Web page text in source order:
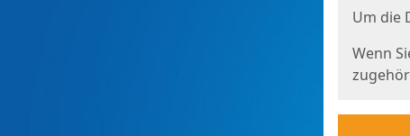
Um die
Wenn